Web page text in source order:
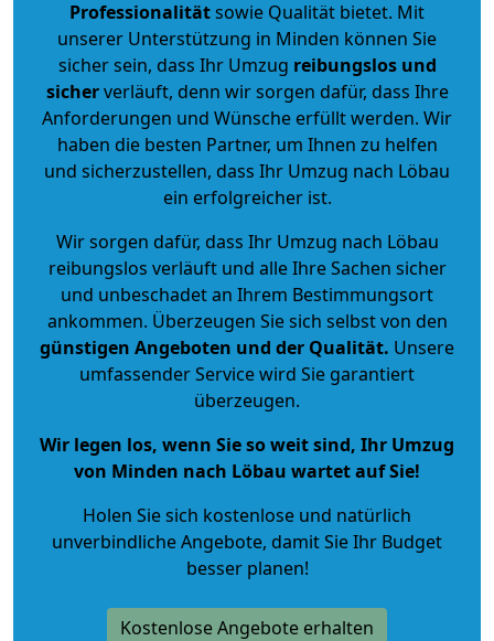
Professionalitätsowie Qualität bietet. Mit
unserer Unterstützung in Minden können Sie
sicher sein, dass Ihr Umzug reibungslos und
sicherverläuft, denn wir sorgen dafür, dass Ihre
Anforderungen und Wünsche erfüllt werden. Wir
haben die besten Partner, um Ihnen zu helfen
und sicherzustellen, dass Ihr Umzug nach Löbau
ein erfolgreicher ist.
Wir sorgen dafür, dass Ihr Umzug nach Löbau
reibungslos verläuft und alle Ihre Sachen sicher
und unbeschadet an Ihrem Bestimmungsort
ankommen. Überzeugen Sie sich selbst von den
günstigen Angeboten und der Qualität. Unsere
umfassender Service wird Sie garantiert
überzeugen.
Wir legen los, wenn Sie so weit sind, Ihr Umzug
von Minden nach Löbau wartet auf Sie!
Holen Sie sich kostenlose und natürlich
unverbindliche Angebote, damit Sie Ihr Budget
besser planen!
Kostenlose Angebote erhalten